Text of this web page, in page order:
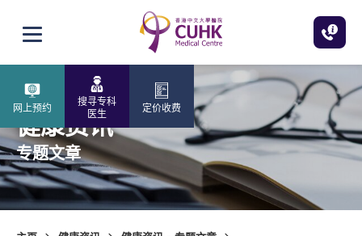
打开选单
网上预约
搜寻专科
医生
定价收费
健康资讯
专题文章